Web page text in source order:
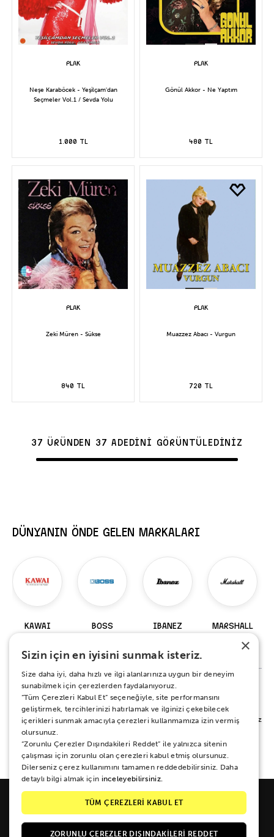
Neşe Karaböcek - Yeşilçam'dan
Seçmeler Vol.1 / Sevda Yolu
1.000 TL
Gönül Akkor - Ne Yaptım
480 TL
Zeki Müren - Sükse
840 TL
Muazzez Abacı - Vurgun
720 TL
37 ÜRÜNDEN 37 ADEDİNİ GÖRÜNTÜLEDİNİZ
DÜNYANIN ÖNDE GELEN MARKALARI
KAWAI BOSS IBANEZ MARSHALL
147 Ürün
%100 MEMNUNİYET SÖZÜ
Alışverişiniz sırasında ya da sonrasında koşulsuz mutluluğunuz için yanınızdayız.
Her ne sebeple olursa olsun 15 gün boyunca iade ve değişim garantisi Zuhal
Müzik güvencesinde.
×
Sizin için en iyisini sunmak isteriz.
Size daha iyi, daha hızlı ve ilgi alanlarınıza uygun bir deneyim
sunabilmek için çerezlerden faydalanıyoruz.
“Tüm Çerezleri Kabul Et” seçeneğiyle, site performansını
geliştirmek, tercihlerinizi hatırlamak ve ilginizi çekebilecek
içerikleri sunmak amacıyla çerezleri kullanmamıza izin vermiş
olursunuz.
“Zorunlu Çerezler Dışındakileri Reddet” ile yalnızca sitenin
çalışması için zorunlu olan çerezleri kabul etmiş olursunuz.
Dilerseniz çerez kullanımını tamamen reddedebilirsiniz. Daha
detaylı bilgi almak için inceleyebilirsiniz.
TÜM ÇEREZLERİ KABUL ET
ZORUNLU ÇEREZLER DIŞINDAKILERI REDDET